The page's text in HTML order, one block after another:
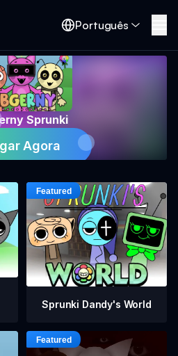
Português
Sprunki
Agora
Sprunki Dandy's World